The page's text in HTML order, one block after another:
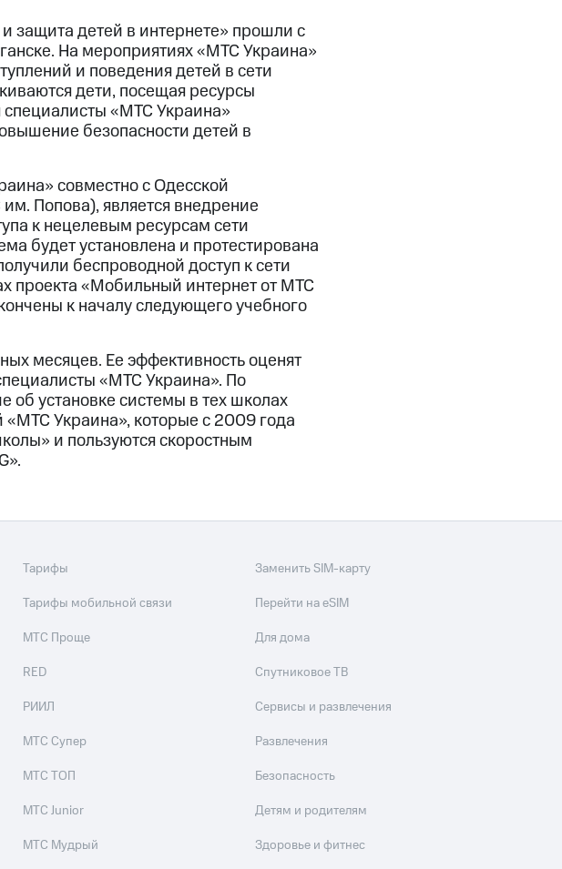
защита детей в интернете» прошли с
На мероприятиях «МТС Украина»
и поведения детей в сети
дети, посещая ресурсы
специалисты «МТС Украина»
безопасности детей в
совместно с Одесской
Попова), является внедрение
к нецелевым ресурсам сети
будет установлена и протестирована
беспроводной доступ к сети
проекта «Мобильный интернет от МТС
к началу следующего учебного
месяцев. Ее эффективность оценят
«МТС Украина». По
об установке системы в тех школах
«МТС Украина», которые с 2009 года
и пользуются скоростным
Тарифы
Тарифы мобильной связи
МТС Проще
RED
РИИЛ
МТС Супер
МТС ТОП
МТС Junior
МТС Мудрый
Заменить SIM-карту
Перейти на eSIM
Для дома
Спутниковое ТВ
Сервисы и развлечения
Развлечения
Безопасность
Детям и родителям
Здоровье и фитнес